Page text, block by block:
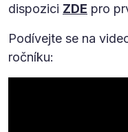
dispozici ZDE pro
Podívejte se na
ročníku: